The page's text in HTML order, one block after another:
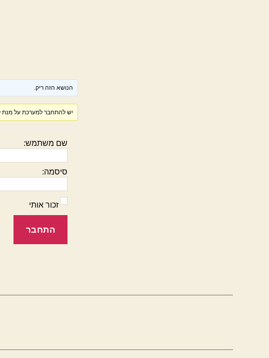
הנושא הזה ריק.
יש להתחבר למערכת על מנת
שם משתמש:
סיסמה:
זכור אותי
התחבר